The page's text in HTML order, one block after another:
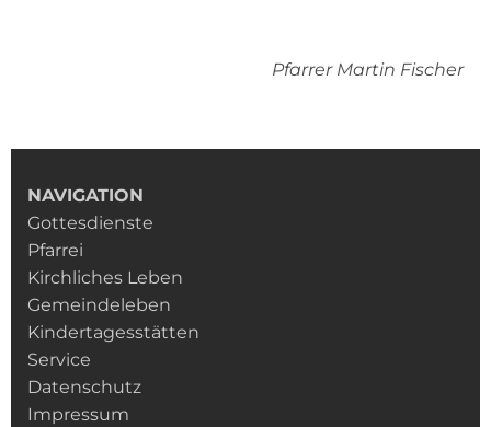
Pfarrer Martin Fischer
NAVIGATION
Gottesdienste
Pfarrei
Kirchliches Leben
Gemeindeleben
Kindertagesstätten
Service
Datenschutz
Impressum